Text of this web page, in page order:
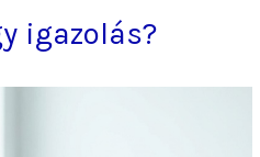
igazolás?